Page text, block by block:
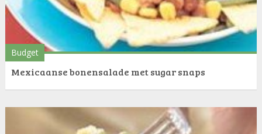
Budget
Mexicaanse bonensalade met sugar snaps